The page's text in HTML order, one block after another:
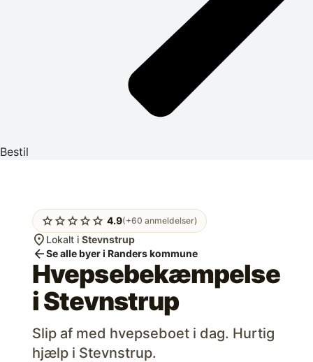
Bestil
starstarstarstarstar 4.9(+60 anmeldelser)
location_on Lokalt i Stevnstrup
arrow_backSe alle byer i Randers kommune
Hvepsebekæmpelse
iStevnstrup
Slip af med hvepseboet i dag. Hurtig
hjælp i Stevnstrup.